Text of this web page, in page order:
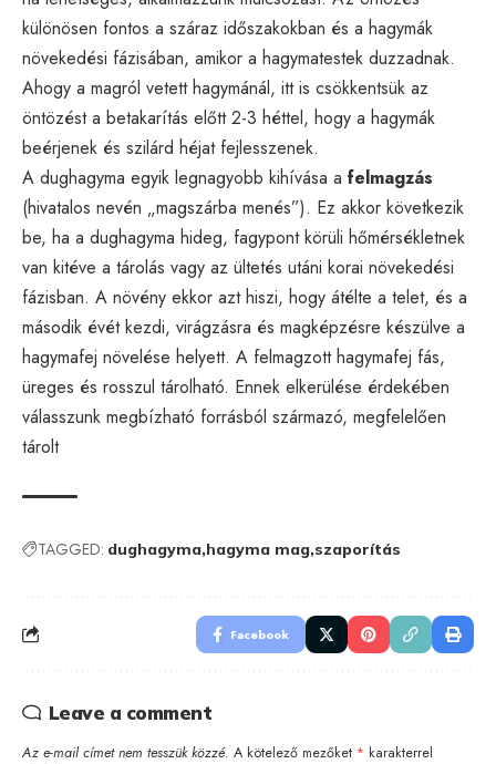
különösen fontos a száraz időszakokban és a hagymák
növekedési fázisában, amikor a hagymatestek duzzadnak.
Ahogy a magról vetett hagymánál, itt is csökkentsük az
öntözést a betakarítás előtt 2-3 héttel, hogy a hagymák
beérjenek és szilárd héjat fejlesszenek.
A dughagyma egyik legnagyobb kihívása a felmagzás
(hivatalos nevén „magszárba menés”). Ez akkor következik
be, ha a dughagyma hideg, fagypont körüli hőmérsékletnek
van kitéve a tárolás vagy az ültetés utáni korai növekedési
fázisban. A növény ekkor azt hiszi, hogy átélte a telet, és a
második évét kezdi, virágzásra és magképzésre készülve a
hagymafej növelése helyett. A felmagzott hagymafej fás,
üreges és rosszul tárolható. Ennek elkerülése érdekében
válasszunk megbízható forrásból származó, megfelelően
tárolt
TAGGED: dughagyma hagyma mag szaporítás
Facebook
Leave a comment
Az e-mail címet nem tesszük közzé. A kötelező mezőket * karakterrel